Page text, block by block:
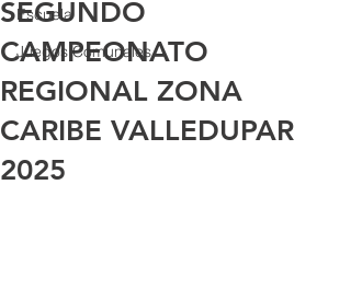
Escuela
Juegos Comunales
SEGUNDO
CAMPEONATO
REGIONAL ZONA
CARIBE VALLEDUPAR
2025